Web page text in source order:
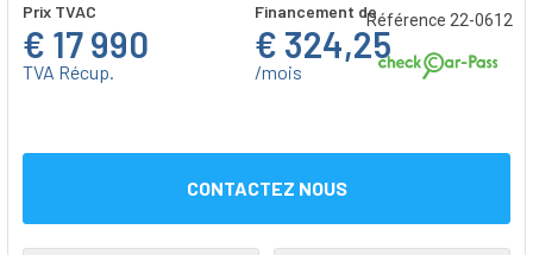
Référence 22-0612
Prix TVAC
€ 17 990
TVA Récup.
Financement de
€ 324,25
/mois
CONTACTEZ NOUS